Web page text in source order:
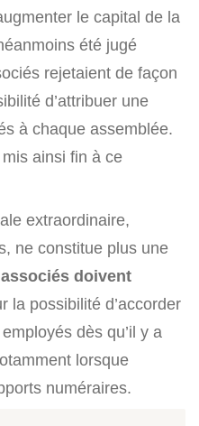
le capital de la
été jugé
rejetaient de façon
d’attribuer une
à chaque assemblée.
ainsi fin à ce
extraordinaire,
ne constitue plus une
doivent
la possibilité d’accorder
dès qu’il y a
lorsque
numéraires.